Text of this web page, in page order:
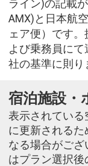
ライン)の記載
AMX)と日本航
ェア便）です
よび乗務員に
社の基準に則り
宿泊施設・
表示されている
に更新される
なる場合がご
はプラン選択